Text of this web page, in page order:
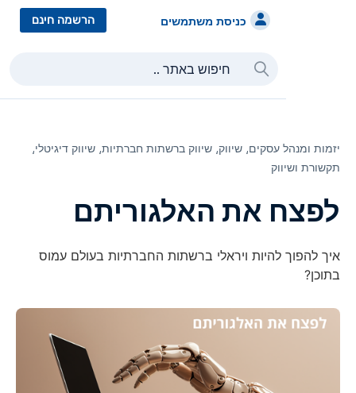
כניסת משתמשים הרשמה חינם
ומנהל עסקים⸲ שיווק⸲ שיווק ברשתות חברתיות⸲ שיווק דיגיטלי⸲
ושיווק
את האלגוריתם
להפוך להיות ויראלי ברשתות החברתיות בעולם עמוס